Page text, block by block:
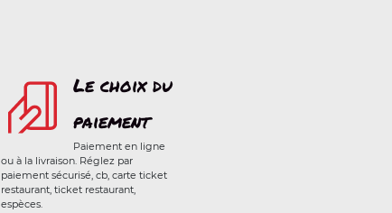
Le choix du
paiement
Paiement en ligne
ou à la livraison. Réglez par
paiement sécurisé, cb, carte ticket
restaurant, ticket restaurant,
espèces.